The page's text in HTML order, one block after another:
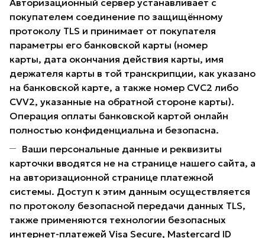
покупателем соединение по защищённому
протоколу TLS и принимает от покупателя
параметры его банковской карты (номер
карты, дата окончания действия карты, имя
держателя карты в той транскрипции, как указано
на банковской карте, а также номер CVC2 либо
CVV2, указанные на обратной стороне карты).
Операция оплаты банковской картой онлайн
полностью конфиденциальна и безопасна.
Ваши персональные данные и реквизиты
карточки вводятся не на странице нашего сайта, а
на авторизационной странице платежной
системы. Доступ к этим данным осуществляется
по протоколу безопасной передачи данных TLS,
также применяются технологии безопасных
интернет-платежей Visa Secure, Mastercard ID